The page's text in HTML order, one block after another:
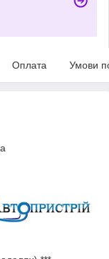
Оплата Умови